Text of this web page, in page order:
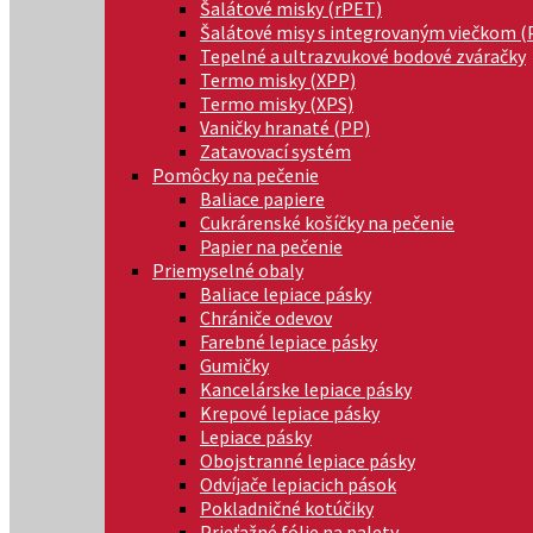
Šalátové misky (rPET)
Šalátové misy s integrovaným viečkom
Tepelné a ultrazvukové bodové zváračky
Termo misky (XPP)
Termo misky (XPS)
Vaničky hranaté (PP)
Zatavovací systém
Pomôcky na pečenie
Baliace papiere
Cukrárenské košíčky na pečenie
Papier na pečenie
Priemyselné obaly
Baliace lepiace pásky
Chrániče odevov
Farebné lepiace pásky
Gumičky
Kancelárske lepiace pásky
Krepové lepiace pásky
Lepiace pásky
Obojstranné lepiace pásky
Odvíjače lepiacich pások
Pokladničné kotúčiky